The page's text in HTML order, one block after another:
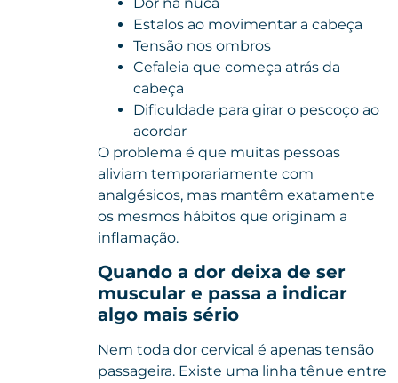
Estalos ao movimentar a cabeça
Tensão nos ombros
Cefaleia que começa atrás da
cabeça
Dificuldade para girar o pescoço ao
acordar
O problema é que muitas pessoas
aliviam temporariamente com
analgésicos, mas mantêm exatamente
os mesmos hábitos que originam a
inflamação.
Quando a dor deixa de ser
muscular e passa a indicar
algo mais sério
Nem toda dor cervical é apenas tensão
passageira. Existe uma linha tênue entre